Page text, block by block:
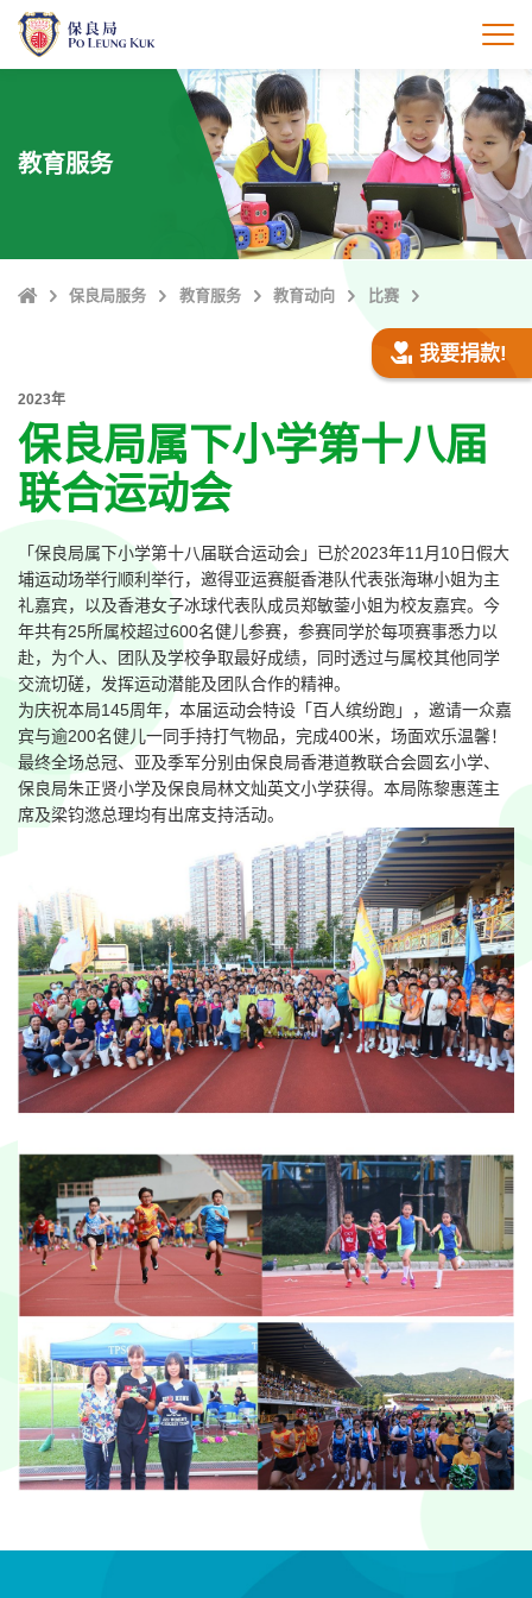
打
教育服务
Home保良局服务 教育服务 教育动向 比赛
我要捐款!
2023年
保良局属下小学第十八届
联合运动会
「保良局属下小学第十八届联合运动会」已於2023年11月10日假大
埔运动场举行顺利举行，邀得亚运赛艇香港队代表张海琳小姐为主
礼嘉宾，以及香港女子冰球代表队成员郑敏蓥小姐为校友嘉宾。今
年共有25所属校超过600名健儿参赛，参赛同学於每项赛事悉力以
赴，为个人、团队及学校争取最好成绩，同时透过与属校其他同学
交流切磋，发挥运动潜能及团队合作的精神。
为庆祝本局145周年，本届运动会特设「百人缤纷跑」，邀请一众嘉
宾与逾200名健儿一同手持打气物品，完成400米，场面欢乐温馨！
最终全场总冠、亚及季军分别由保良局香港道教联合会圆玄小学、
保良局朱正贤小学及保良局林文灿英文小学获得。本局陈黎惠莲主
席及梁钧滺总理均有出席支持活动。